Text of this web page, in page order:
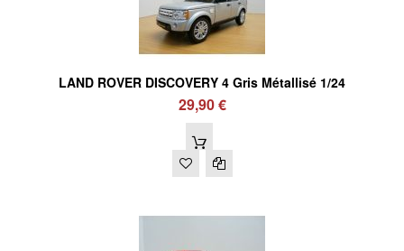
LAND ROVER DISCOVERY 4 Gris Métallisé 1/24
29,90 €